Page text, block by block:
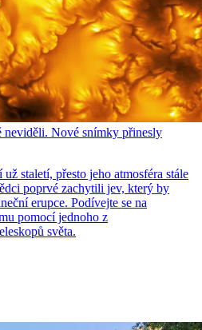
neviděli. Nové snímky přinesly
staletí, přesto jeho atmosféra stále
poprvé zachytili jev, který by
erupce. Podívejte se na
pomocí jednoho z
světa.